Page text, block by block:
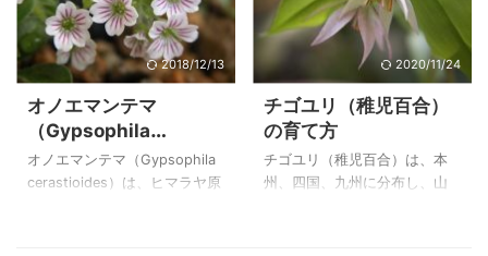
がコツです。 庭植にしてい
て、数年で枯れたことから鉢
栽培にしています。 上のヒマ
ラヤエンゴサク（Corydalis
flexuosa 'China Blue'）は、自
宅で２００７年５月２日に撮
影したものです。 ヒマラヤエ
ンゴサク（Corydalis flexuosa
た。 傘状に１０～２５花の硫
黄黄色の花が密集して、やや
下向きに咲く姿はとても魅力
的でした。夏には葉が弱って
しまいましたが数年間花が咲
いてくれたのは嬉しいことで
した。 上のプリムラ・ルテオ
ラ（Primula luteola）は自宅で
2018/12/13
オノエマンテマ
（Gypsophila
cerastioides）の育て
方
オノエマンテマ（Gypsophila
cerastioides）は、ヒマラヤ原
2020/11/24
チゴユリ（稚児百合）
の育て方
チゴユリ（稚児百合）は、本
州、四国、九州に分布し、山